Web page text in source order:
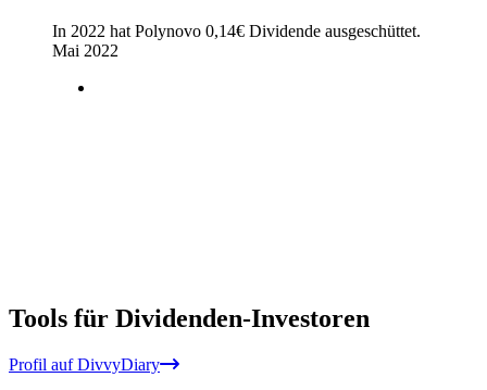
In 2022 hat Polynovo 0,14€ Dividende ausgeschüttet.
Mai 2022
Tools für Dividenden-Investoren
Profil auf DivvyDiary